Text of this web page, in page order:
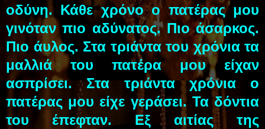
οδύνη. Κάθε χρόνο ο πατέρας μου
γινόταν πιο αδύνατος. Πιο άσαρκος.
Πιο άυλος. Στα τριάντα του χρόνια τα
μαλλιά του πατέρα μου είχαν
ασπρίσει. Στα τριάντα χρόνια ο
πατέρας μου είχε γεράσει. Τα δόντια
του έπεφταν. Εξ αιτίας της